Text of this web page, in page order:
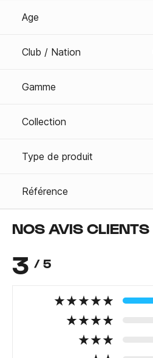
Age
Club / Nation
Gamme
Collection
Type de produit
Référence
NOS AVIS CLIENTS
3 / 5